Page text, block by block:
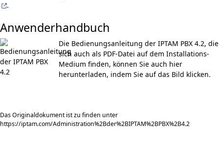
.
Anwenderhandbuch
Die Bedienungsanleitung der IPTAM PBX 4.2, die
sich auch als PDF-Datei auf dem Installations-
Medium finden, können Sie auch hier
herunterladen, indem Sie auf das Bild klicken.
Das Originaldokument ist zu finden unter
https://iptam.com/Administration%2Bder%2BIPTAM%2BPBX%2B4.2